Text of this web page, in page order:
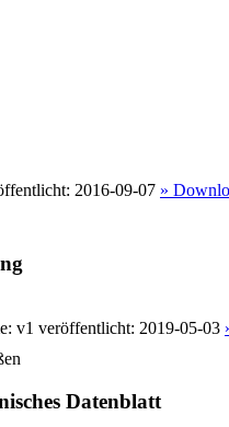
2016-09-07 »
v1 veröffentlicht: 2019-05-03
Datenblatt